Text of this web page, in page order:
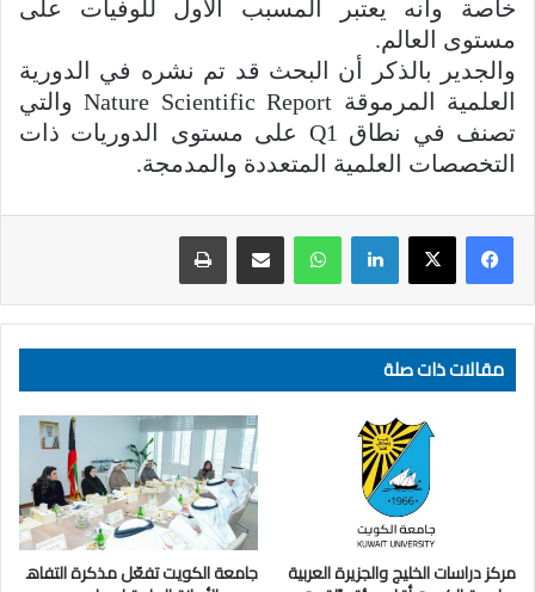
خاصة وأنه يعتبر المسبب الأول للوفيات على
مستوى العالم.
والجدير بالذكر أن البحث قد تم نشره في الدورية
العلمية المرموقة Nature Scientific Report والتي
تصنف في نطاق Q1 على مستوى الدوريات ذات
التخصصات العلمية المتعددة والمدمجة.
واتساب
مقالات ذات صلة
مركز دراسات الخليج والجزيرة العربية جامعة الكويت تفعّل مذكرة التفاه